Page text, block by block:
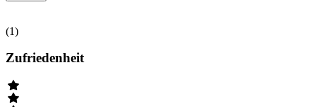
(1)
Zufriedenheit